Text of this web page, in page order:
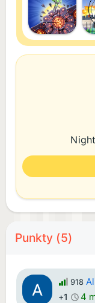
Punkty (5)
918
+1 4